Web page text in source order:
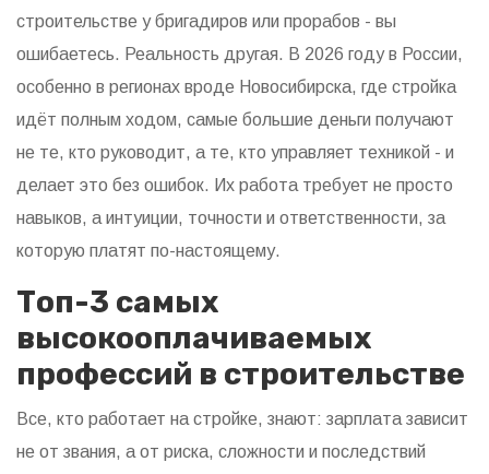
строительстве у бригадиров или прорабов - вы
ошибаетесь. Реальность другая. В 2026 году в России,
особенно в регионах вроде Новосибирска, где стройка
идёт полным ходом, самые большие деньги получают
не те, кто руководит, а те, кто управляет техникой - и
делает это без ошибок. Их работа требует не просто
навыков, а интуиции, точности и ответственности, за
которую платят по-настоящему.
Топ-3 самых
высокооплачиваемых
профессий в строительстве
Все, кто работает на стройке, знают: зарплата зависит
не от звания, а от риска, сложности и последствий